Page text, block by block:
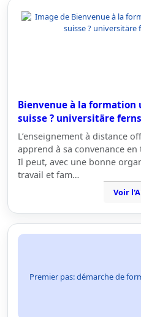
Bienvenue à la
suisse ? universitäre
L’enseignement à distance
apprend à sa convenance
Il peut, avec une bonne
travail et fam…
Voir
Premier pas: démarche de